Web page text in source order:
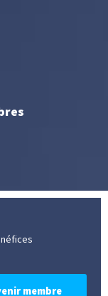
membre